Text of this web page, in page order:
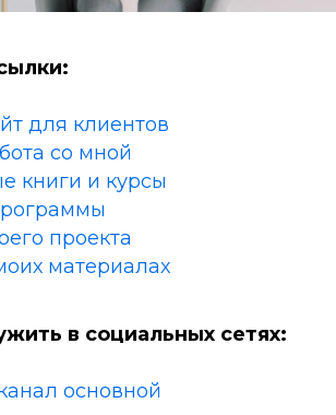
для клиентов
со мной
книги и курсы
проекта
материалах
в социальных сетях:
основной